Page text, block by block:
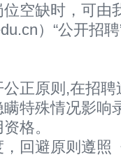
空缺时，可由
）“公开招
正原则,在招
特殊情况影响
格。
回避原则遵照